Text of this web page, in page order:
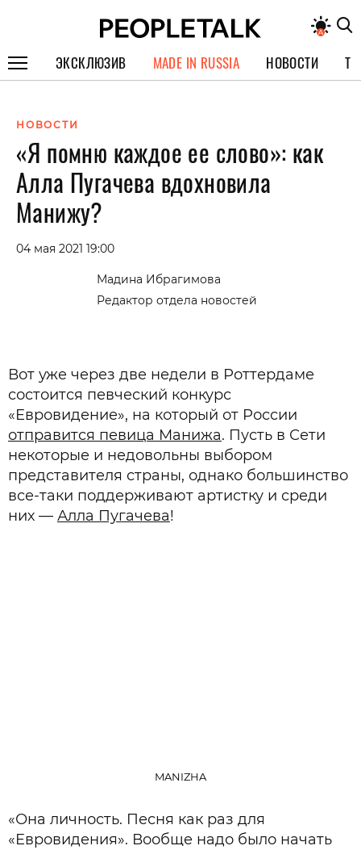
ЭКСКЛЮЗИВ
СПЕЦПРОЕКТЫ
ИНТЕРВЬЮ
ПОКОЛЕНИЕ
MADE IN RUSSIA НОВОСТИ
НОВОСТИ
«Я помню каждое ее слово»: как
Алла Пугачева вдохновила
Манижу?
04 мая 2021 19:00
Мадина Ибрагимова
Редактор отдела новостей
Вот уже через две недели в Роттердаме
состоится певческий конкурс
«Евровидение», на который от России
отправится певица Манижа. Пусть в Сети
некоторые и недовольны выбором
представителя страны, однако большинство
все-таки поддерживают артистку и среди
них — Алла Пугачева!
MANIZHA
«Она личность. Песня как раз для
«Евровидения». Вообще надо было начать